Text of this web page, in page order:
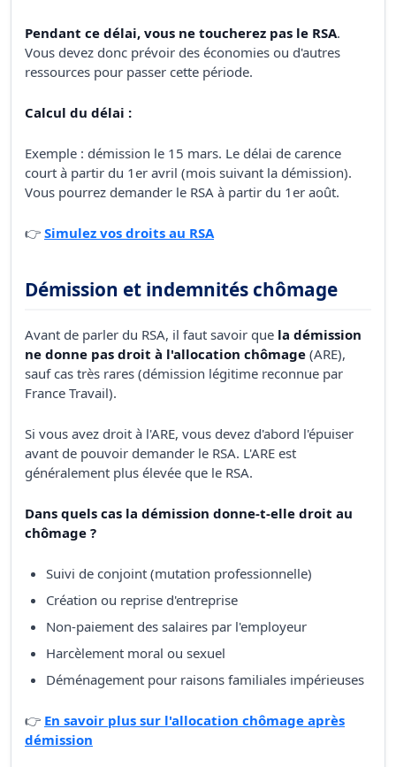
Pendant ce délai, vous ne toucherez pas le RSA.
Vous devez donc prévoir des économies ou d'autres
ressources pour passer cette période.
Calcul du délai :
Exemple : démission le 15 mars. Le délai de carence
court à partir du 1er avril (mois suivant la démission).
Vous pourrez demander le RSA à partir du 1er août.
👉 Simulez vos droits au RSA
Démission et indemnités chômage
Avant de parler du RSA, il faut savoir que la démission
ne donne pas droit à l'allocation chômage (ARE),
sauf cas très rares (démission légitime reconnue par
France Travail).
Si vous avez droit à l'ARE, vous devez d'abord l'épuiser
avant de pouvoir demander le RSA. L'ARE est
généralement plus élevée que le RSA.
Dans quels cas la démission donne-t-elle droit au
chômage ?
Suivi de conjoint (mutation professionnelle)
Création ou reprise d'entreprise
Non-paiement des salaires par l'employeur
Harcèlement moral ou sexuel
Déménagement pour raisons familiales impérieuses
👉 En savoir plus sur l'allocation chômage après
démission